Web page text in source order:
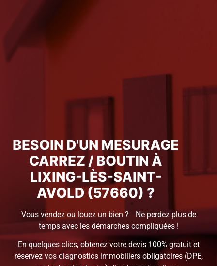
BESOIN D'UN MESURAGE
CARREZ / BOUTIN À
LIXING-LÈS-SAINT-
AVOLD (57660) ?
Vous vendez ou louez un bien ? Ne perdez plus de
temps avec les démarches compliquées !
En quelques clics, obtenez votre devis 100% gratuit et
réservez vos diagnostics immobiliers obligatoires (DPE,